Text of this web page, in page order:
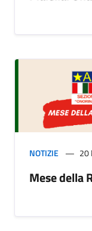
NOTIZIE 20
Mese della